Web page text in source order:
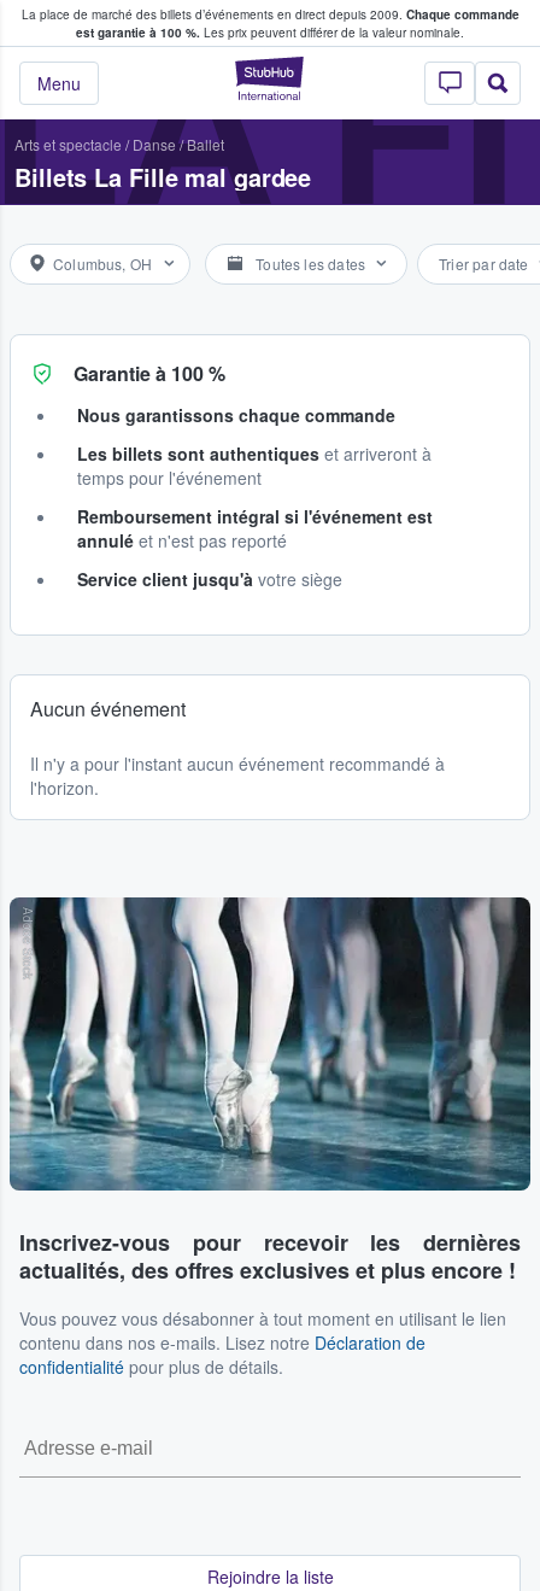
La place de marché des billets d’événements en direct depuis 2009. Chaque commande
est garantie à 100 %. Les prix peuvent différer de la valeur nominale.
StubHub - Où
Menu
fans achètent et vendent des billets
Arts et spectacle / Danse /Ballet
Billets La Fille mal gardee
Columbus, OH Toutes les dates Trier par date
Garantie à 100 %
Nous garantissons chaque commande
Les billets sont authentiques et arriveront à
temps pour l'événement
Remboursement intégral si l'événement est
annulé et n'est pas reporté
Service client jusqu'à votre siège
Aucun événement
Il n'y a pour l'instant aucun événement recommandé à
l'horizon.
Adobe Stock
Inscrivez-vous pour recevoir les dernières
actualités, des offres exclusives et plus encore !
Vous pouvez vous désabonner à tout moment en utilisant le lien
contenu dans nos e-mails. Lisez notre Déclaration de
confidentialité pour plus de détails.
Rejoindre la liste